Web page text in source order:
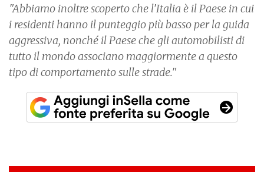
"Abbiamo inoltre scoperto che l'Italia è il Paese in cui
i residenti hanno il punteggio più basso per la guida
aggressiva, nonché il Paese che gli automobilisti di
tutto il mondo associano maggiormente a questo
tipo di comportamento sulle strade."